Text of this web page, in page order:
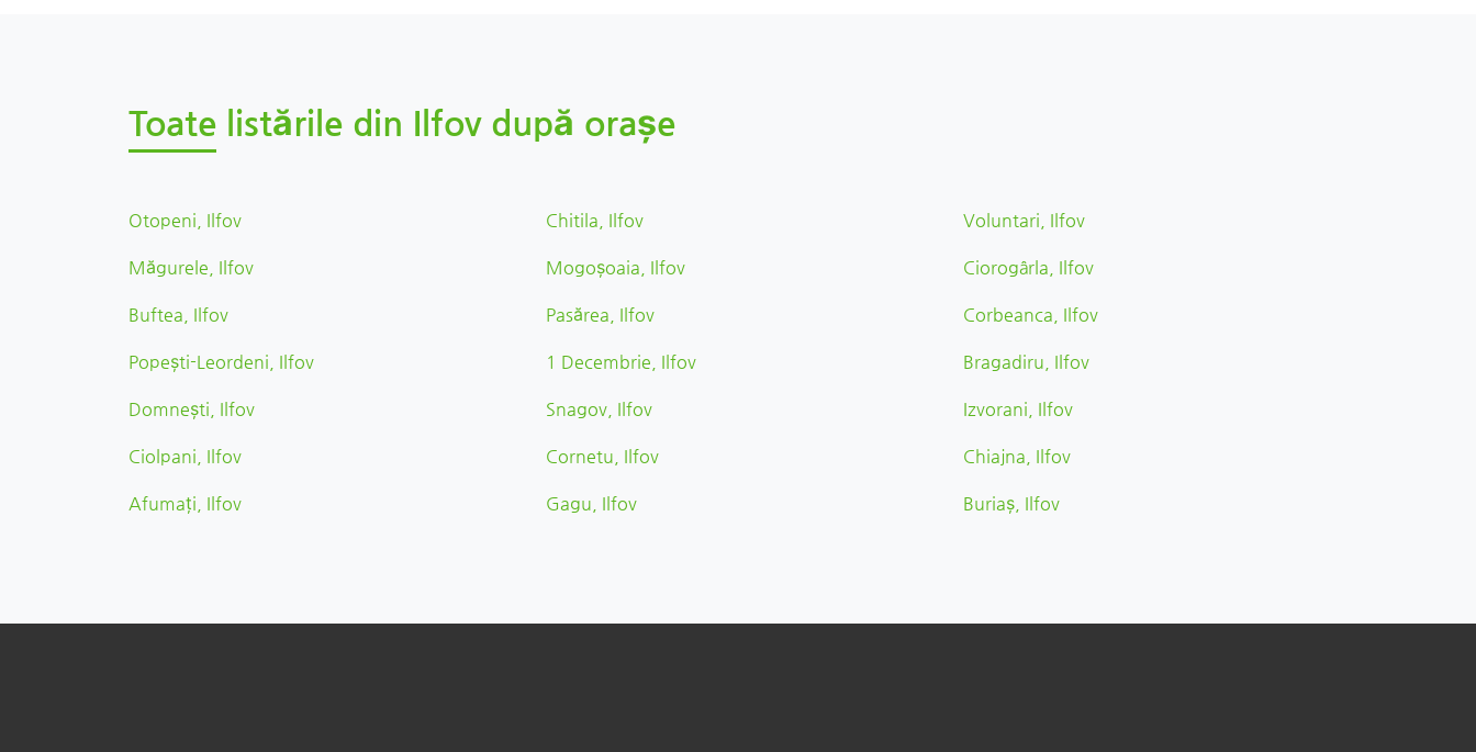
Toate listările din Ilfov după orașe
Otopeni, Ilfov Chitila, Ilfov Voluntari, Ilfov
Măgurele, Ilfov Mogoşoaia, Ilfov Ciorogârla, Ilfov
Buftea, Ilfov Pasărea, Ilfov Corbeanca, Ilfov
Popeşti-Leordeni, Ilfov 1 Decembrie, Ilfov Bragadiru, Ilfov
Domnești, Ilfov Snagov, Ilfov Izvorani, Ilfov
Ciolpani, Ilfov Cornetu, Ilfov Chiajna, Ilfov
Afumaţi, Ilfov Gagu, Ilfov Buriaș, Ilfov